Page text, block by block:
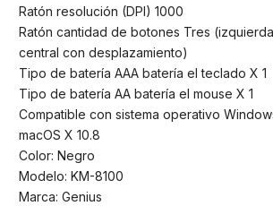
Ratón resolución (DPI) 1000
Ratón cantidad de botones Tres
central con desplazamiento)
Tipo de batería AAA batería el teclado X 1
Tipo de batería AA batería el mouse X 1
Compatible con sistema operativo
macOS X 10.8
Color: Negro
Modelo: KM-8100
Marca: Genius